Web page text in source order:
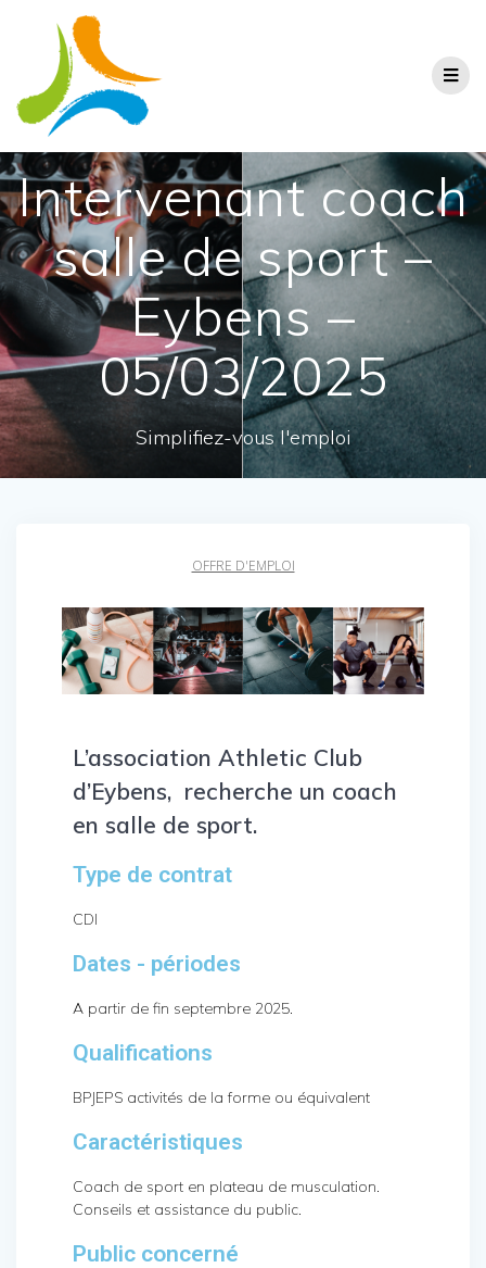
Intervenant coach
salle de sport –
Eybens –
05/03/2025
Simplifiez-vous l'emploi
OFFRE D'EMPLOI
L’association Athletic Club
d’Eybens, recherche un coach
en salle de sport.
Type de contrat
CDI
Dates - périodes
A partir de fin septembre 2025.
Qualifications
BPJEPS activités de la forme ou équivalent
Caractéristiques
Coach de sport en plateau de musculation.
Conseils et assistance du public.
Public concerné